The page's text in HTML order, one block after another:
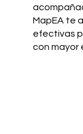
MapEA te
efectivas
con mayor